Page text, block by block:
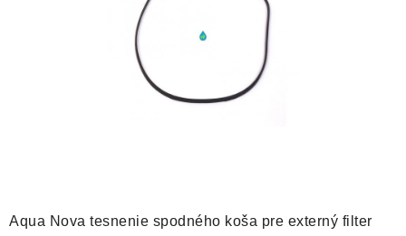
KRMIVÁ A VITAMÍNY
VÝPREDAJ
Aqua Nova tesnenie spodného koša pre externý filter